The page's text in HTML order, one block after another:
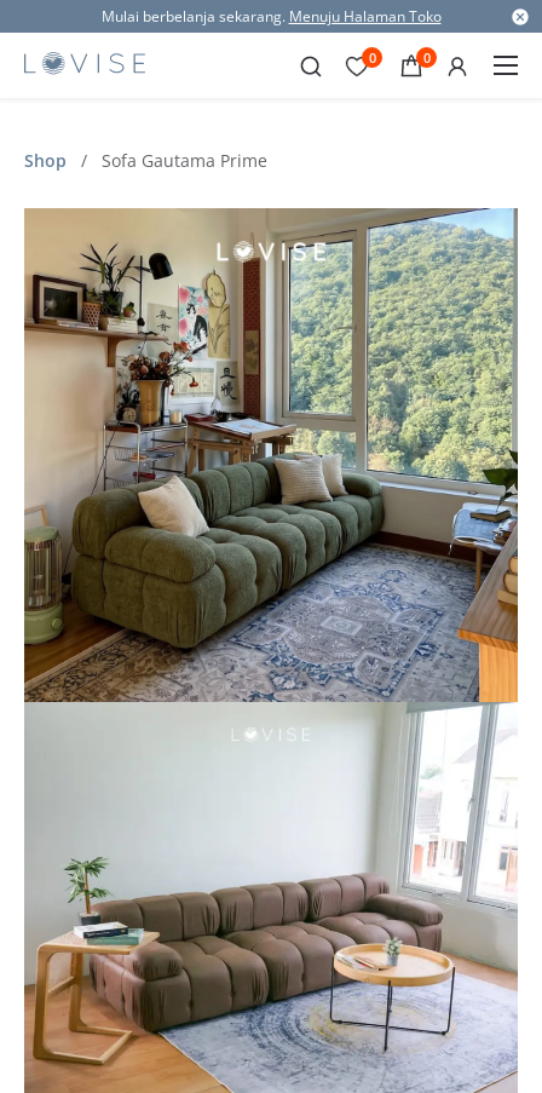
Mulai berbelanja sekarang. Menuju Halaman Toko
0 0
Shop / Sofa Gautama Prime